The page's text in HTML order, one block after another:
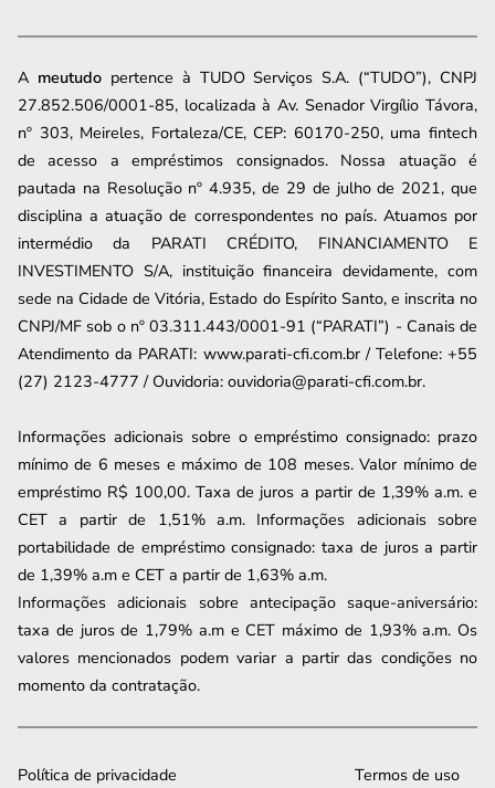
A meutudopertence à TUDO Serviços S.A. (“TUDO”), CNPJ
27.852.506/0001-85, localizada à Av. Senador Virgílio Távora,
nº 303, Meireles, Fortaleza/CE, CEP: 60170-250, uma fintech
de acesso a empréstimos consignados. Nossa atuação é
pautada na Resolução nº 4.935, de 29 de julho de 2021, que
disciplina a atuação de correspondentes no país. Atuamos por
intermédio da PARATI CRÉDITO, FINANCIAMENTO E
INVESTIMENTO S/A, instituição financeira devidamente, com
sede na Cidade de Vitória, Estado do Espírito Santo, e inscrita no
CNPJ/MF sob o nº 03.311.443/0001-91 (“PARATI”) - Canais de
Atendimento da PARATI: www.parati-cfi.com.br / Telefone: +55
(27) 2123-4777 / Ouvidoria: ouvidoria@parati-cfi.com.br.
Informações adicionais sobre o empréstimo consignado: prazo
mínimo de 6 meses e máximo de 108 meses. Valor mínimo de
empréstimo R$ 100,00. Taxa de juros a partir de 1,39% a.m. e
CET a partir de 1,51% a.m. Informações adicionais sobre
portabilidade de empréstimo consignado: taxa de juros a partir
de 1,39% a.m e CET a partir de 1,63% a.m.
Informações adicionais sobre antecipação saque-aniversário:
taxa de juros de 1,79% a.m e CET máximo de 1,93% a.m. Os
valores mencionados podem variar a partir das condições no
momento da contratação.
Política de privacidade Termos de uso